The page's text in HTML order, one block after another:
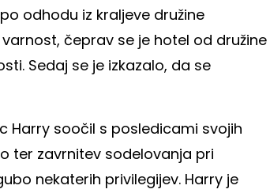
odhodu iz kraljeve družine
čeprav se je hotel od družine
Sedaj se je izkazalo, da se
Harry soočil s posledicami svojih
ter zavrnitev sodelovanja pri
nekaterih privilegijev. Harry je